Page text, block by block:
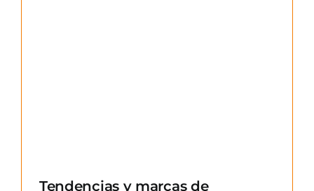
Tendencias y marcas de